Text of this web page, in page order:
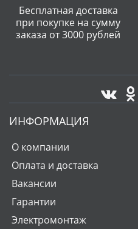
Бесплатная доставка
при покупке на сумму
заказа от 3000 рублей
ИНФОРМАЦИЯ
О компании
Оплата и доставка
Вакансии
Гарантии
Электромонтаж